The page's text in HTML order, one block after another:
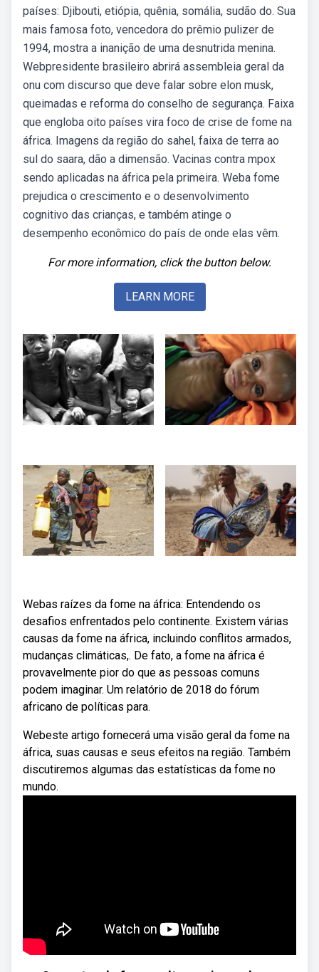
países: Djibouti, etiópia, quênia, somália, sudão do. Sua
mais famosa foto, vencedora do prêmio pulizer de
1994, mostra a inanição de uma desnutrida menina.
Webpresidente brasileiro abrirá assembleia geral da
onu com discurso que deve falar sobre elon musk,
queimadas e reforma do conselho de segurança. Faixa
que engloba oito países vira foco de crise de fome na
áfrica. Imagens da região do sahel, faixa de terra ao
sul do saara, dão a dimensão. Vacinas contra mpox
sendo aplicadas na áfrica pela primeira. Weba fome
prejudica o crescimento e o desenvolvimento
cognitivo das crianças, e também atinge o
desempenho econômico do país de onde elas vêm.
For more information, click the button below.
LEARN MORE
Webas raízes da fome na áfrica: Entendendo os
desafios enfrentados pelo continente. Existem várias
causas da fome na áfrica, incluindo conflitos armados,
mudanças climáticas,. De fato, a fome na áfrica é
provavelmente pior do que as pessoas comuns
podem imaginar. Um relatório de 2018 do fórum
africano de políticas para.
Webeste artigo fornecerá uma visão geral da fome na
áfrica, suas causas e seus efeitos na região. Também
discutiremos algumas das estatísticas da fome no
mundo.